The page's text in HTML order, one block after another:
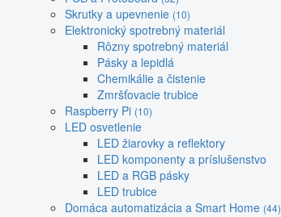
Skrutky a upevnenie (10)
Elektronický spotrebný materiál
Rôzny spotrebný materiál
Pásky a lepidlá
Chemikálie a čistenie
Zmršťovacie trubice
Raspberry Pi (10)
LED osvetlenie
LED žiarovky a reflektory
LED komponenty a príslušenstvo
LED a RGB pásky
LED trubice
Domáca automatizácia a Smart Home (44)